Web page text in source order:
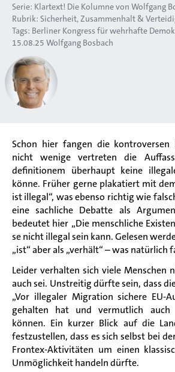
Serie: Klartext! Die Kolumne von Wolfgang
Rubrik: Sicherheit, Zusammenhalt &
Tags: Berliner Kongress für wehrhafte
15.08.25 Wolfgang Bosbach
Schon hier fangen die kontroversen
nicht wenige vertreten die
definitionem überhaupt keine
könne. Früher gerne plakatiert mit
ist illegal“, was ebenso richtig wie
eine sachliche Debatte als
bedeutet hier „Die menschliche
se nicht illegal sein kann. Gelesen
„ist“ aber als „verhält“ – was natürlich
Leider verhalten sich viele Menschen
auch sei. Unstreitig dürfte sein, dass
„Vor illegaler Migration sichere EU-
gehalten hat und vermutlich
können. Ein kurzer Blick auf die
festzustellen, dass es sich selbst bei
Frontex-Aktivitäten um einen
Unmöglichkeit handeln dürfte.